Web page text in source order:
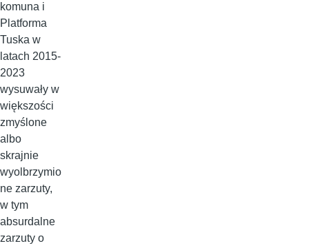
komuna i
Platforma
Tuska w
latach 2015-
2023
wysuwały w
większości
zmyślone
albo
skrajnie
wyolbrzymio
ne zarzuty,
w tym
absurdalne
zarzuty o